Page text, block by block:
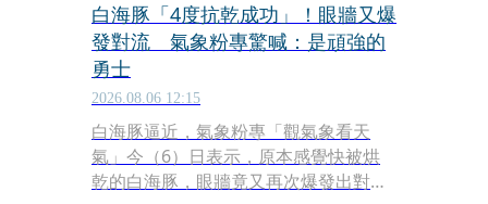
白海豚「4度抗乾成功」！眼牆又爆
發對流 氣象粉專驚喊：是頑強的
勇士
2026.08.06 12:15
白海豚逼近，氣象粉專「觀氣象看天
氣」今（6）日表示，原本感覺快被烘
乾的白海豚，眼牆竟又再次爆發出對流